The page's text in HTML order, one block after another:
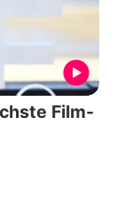
Film-